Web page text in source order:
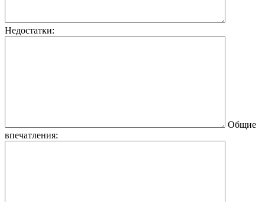
Недостатки:
Общие
впечатления: